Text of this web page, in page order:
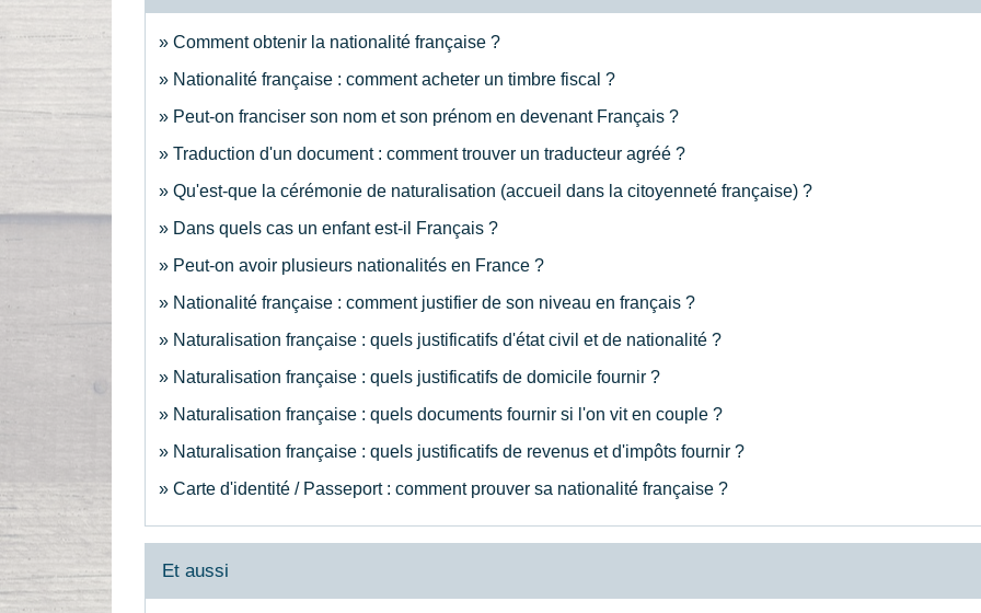
Comment obtenir la nationalité française ?
Nationalité française : comment acheter un timbre fiscal ?
Peut-on franciser son nom et son prénom en devenant Français ?
Traduction d'un document : comment trouver un traducteur agréé ?
Qu'est-que la cérémonie de naturalisation (accueil dans la citoyenneté française) ?
Dans quels cas un enfant est-il Français ?
Peut-on avoir plusieurs nationalités en France ?
Nationalité française : comment justifier de son niveau en français ?
Naturalisation française : quels justificatifs d'état civil et de nationalité ?
Naturalisation française : quels justificatifs de domicile fournir ?
Naturalisation française : quels documents fournir si l'on vit en couple ?
Naturalisation française : quels justificatifs de revenus et d'impôts fournir ?
Carte d'identité / Passeport : comment prouver sa nationalité française ?
Et aussi